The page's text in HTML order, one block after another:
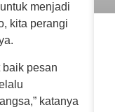
menjadi
kita perangi
baik pesan
katanya